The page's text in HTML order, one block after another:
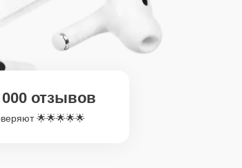
отзывов
🌟🌟🌟🌟🌟